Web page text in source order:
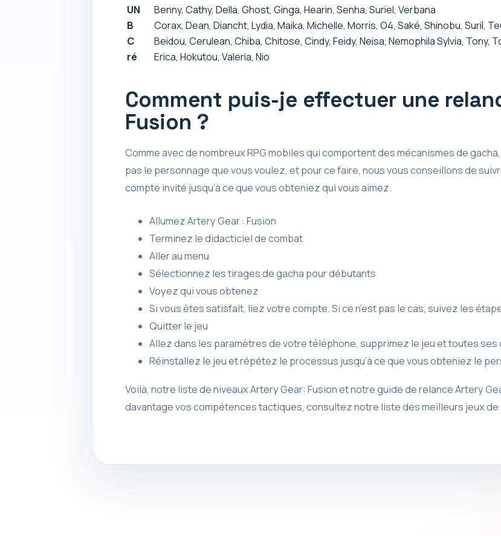
UN
Benny, Cathy, Della, Ghost, Ginga, Hearin, Senha, Suriel, Verbana
B
Corax, Dean, Diancht, Lydia, Maika, Michelle, Morris, O4, Saké, Shinobu, Suril,
C
Beidou, Cerulean, Chiba, Chitose, Cindy, Feidy, Neisa, Nemophila Sylvia, Tony,
ré
Erica, Hokutou, Valeria, Nio
Comment puis-je effectuer une
Fusion ?
Comme avec de nombreux RPG mobiles qui comportent des mécanismes de
pas le personnage que vous voulez, et pour ce faire, nous vous conseillons de
compte invité jusqu’à ce que vous obteniez qui vous aimez.
Allumez Artery Gear : Fusion
Terminez le didacticiel de combat
Aller au menu
Sélectionnez les tirages de gacha pour débutants
Voyez qui vous obtenez
Si vous êtes satisfait, liez votre compte. Si ce n’est pas le cas, suivez les
Quitter le jeu
Allez dans les paramètres de votre téléphone, supprimez le jeu et toutes
Réinstallez le jeu et répétez le processus jusqu’à ce que vous obteniez le
Voilà, notre liste de niveaux Artery Gear: Fusion et notre guide de relance Artery
davantage vos compétences tactiques, consultez notre liste des meilleurs jeux